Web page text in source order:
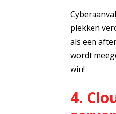
plekken
als een
wordt
win!
4.